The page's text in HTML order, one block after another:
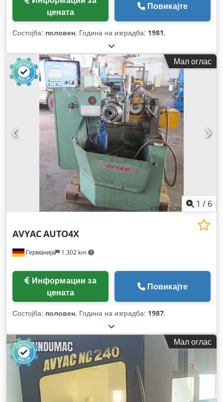
цената
Повикајте
Состојба: половен, Година на изградба: 1981,
Мал оглас
1 / 6
Германија 1.302 km
AVYACAUTO4X
цената
Повикајте
Состојба: половен, Година на изградба: 1987,
Мал оглас